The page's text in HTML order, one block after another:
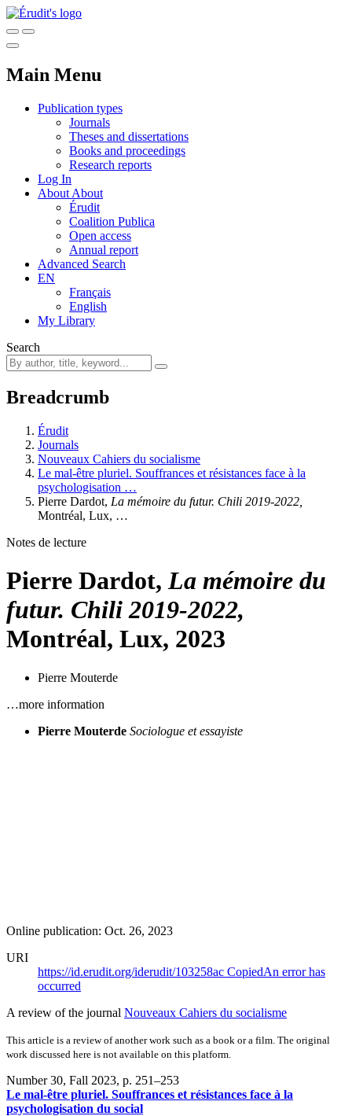
Main Menu
Publication types
Journals
Theses and dissertations
Books and proceedings
Research reports
Log In
About About
Érudit
Coalition Publica
Open access
Annual report
Advanced Search
EN
Français
English
My Library
Search
Breadcrumb
Érudit
Journals
Nouveaux Cahiers du socialisme
Le mal-être pluriel. Souffrances et résistances face à la
psychologisation …
Pierre Dardot, La mémoire du futur. Chili 2019-2022,
Montréal, Lux, …
Notes de lecture
Pierre Dardot, La mémoire du
futur. Chili 2019-2022,
Montréal, Lux, 2023
Pierre Mouterde
…more information
Pierre Mouterde Sociologue et essayiste
Online publication: Oct. 26, 2023
URI
https://id.erudit.org/iderudit/103258ac CopiedAn error has
occurred
A review of the journal Nouveaux Cahiers du socialisme
This article is a review of another work such as a book or a film. The original
work discussed here is not available on this platform.
Number 30, Fall 2023, p. 251–253
Le mal-être pluriel. Souffrances et résistances face à la
psychologisation du social